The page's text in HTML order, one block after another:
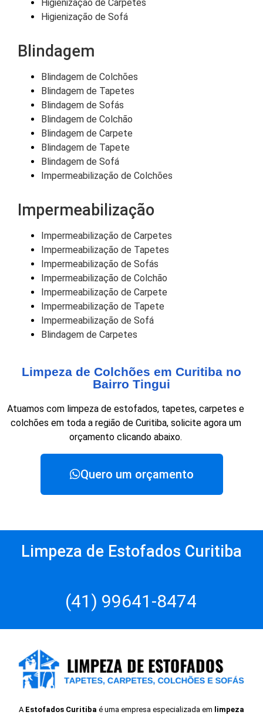
Higienização de Carpetes
Higienização de Sofá
Blindagem
Blindagem de Colchões
Blindagem de Tapetes
Blindagem de Sofás
Blindagem de Colchão
Blindagem de Carpete
Blindagem de Tapete
Blindagem de Sofá
Impermeabilização de Colchões
Impermeabilização
Impermeabilização de Carpetes
Impermeabilização de Tapetes
Impermeabilização de Sofás
Impermeabilização de Colchão
Impermeabilização de Carpete
Impermeabilização de Tapete
Impermeabilização de Sofá
Blindagem de Carpetes
Limpeza de Colchões em Curitiba no
Bairro Tingui
Atuamos com limpeza de estofados, tapetes, carpetes e
colchões em toda a região de Curitiba, solicite agora um
orçamento clicando abaixo.
Quero um orçamento
Limpeza de Estofados Curitiba
(41) 99641-8474
A Estofados Curitiba é uma empresa especializada em limpeza